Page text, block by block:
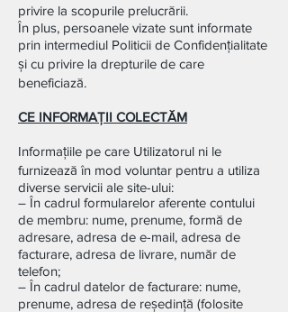
privire la scopurile prelucrării.
În plus, persoanele vizate sunt informate
prin intermediul Politicii de Confidențialitate
și cu privire la drepturile de care
beneficiază.
CE INFORMAŢII COLECTĂM
Informațiile pe care Utilizatorul ni le
furnizează în mod voluntar pentru a utiliza
diverse servicii ale site-ului:
– În cadrul formularelor aferente contului
de membru: nume, prenume, formă de
adresare, adresa de e-mail, adresa de
facturare, adresa de livrare, număr de
telefon;
– În cadrul datelor de facturare: nume,
prenume, adresa de reședință (folosite